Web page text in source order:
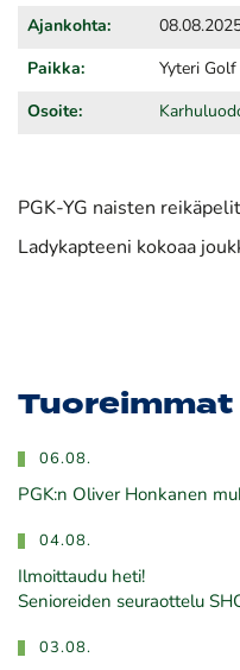
Ajankohta:
Paikka: Yyteri Golf
Osoite:
PGK-YG naisten
Ladykapteeni kokoaa
06.08.
PGK:n Oliver Honkanen
04.08.
Ilmoittaudu heti!
​​​​​​​Senioreiden seuraottelu
03.08.